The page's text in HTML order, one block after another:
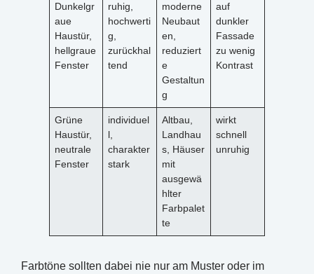
Dunkelgr
aue
Haustür,
hellgraue
Fenster
ruhig,
hochwerti
g,
zurückhal
tend
moderne
Neubaut
en,
reduziert
e
Gestaltun
g
auf
dunkler
Fassade
zu wenig
Kontrast
Grüne
Haustür,
neutrale
Fenster
individuel
l,
charakter
stark
Altbau,
Landhau
s, Häuser
mit
ausgewä
hlter
Farbpalet
te
wirkt
schnell
unruhig
Farbtöne sollten dabei nie nur am Muster oder im